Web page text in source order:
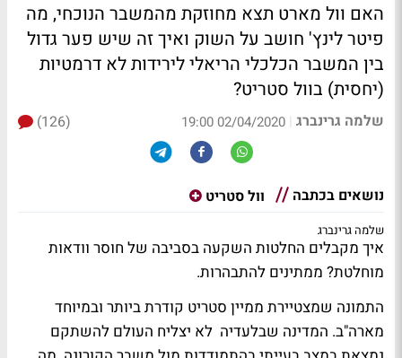
האם וול מארט תצא מחוזקת מהמשבר הנוכחי, מה
פיטר לינץ' חושב על השוק ואיך זה שיש פער גדול
בין המשבר הכלכלי הריאלי לירידות לא דרמטיות
(יחסית) בוול סטריט?
שלמה גרינברג |
02/04/2020 19:00
(126)
נושאים בכתבה וול סטריט
שלמה גרינברג
איך מקבלים החלטות השקעה בסביבה של חוסר וודאות
מוחלטת? ממתינים להתבהרות.
התמונה שמצטיירת ממיין סטריט קודרת ביותר ובמיוחד
מארה"ב. המדינה שבלעדיה לא יצליח העולם להשתקם